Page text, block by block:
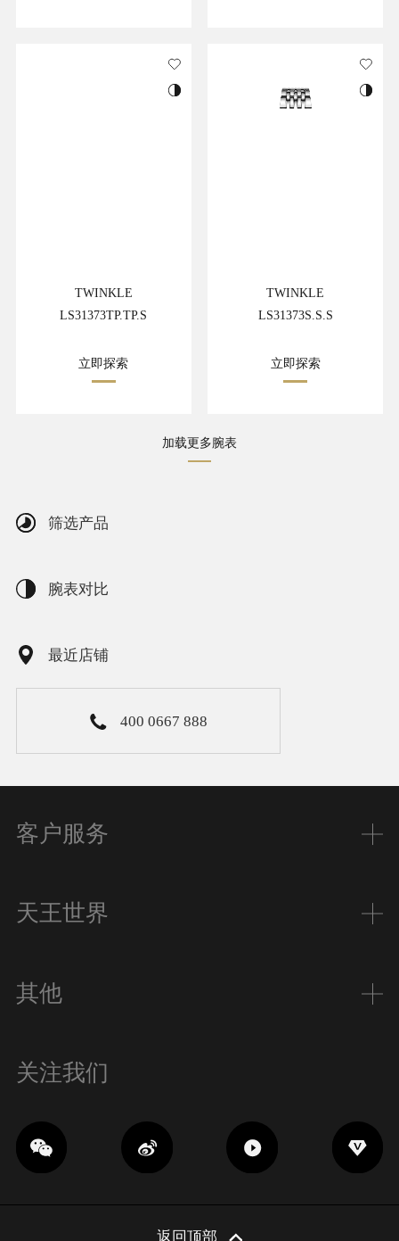
TWINKLE
LS31373TP.TP.S
立即探索
TWINKLE
LS31373S.S.S
立即探索
加载更多腕表
筛选产品
腕表对比
最近店铺
400 0667 888
客户服务
天王世界
其他
关注我们
返回顶部